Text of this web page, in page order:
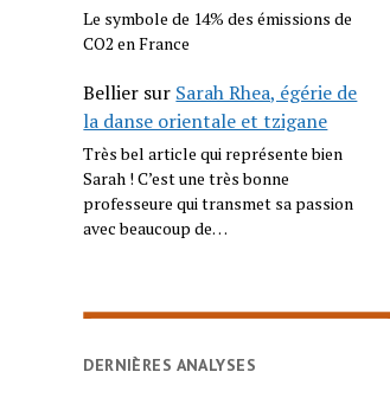
Le symbole de 14% des émissions de
CO2 en France
Bellier sur Sarah Rhea, égérie de
la danse orientale et tzigane
Très bel article qui représente bien
Sarah ! C’est une très bonne
professeure qui transmet sa passion
avec beaucoup de…
DERNIÈRES ANALYSES